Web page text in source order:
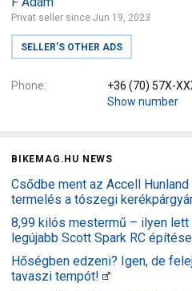
Privat seller since Jun 19, 2023
SELLER’S OTHER ADS
Phone
+36 (70) 57X-
Show number
BIKEMAG.HU NEWS
Csődbe ment az Accell
termelés a tószegi
8,99 kilós mestermű – ilyen lett
legújabb Scott Spark RC építése
Hőségben edzeni? Igen, de
tavaszi tempót!